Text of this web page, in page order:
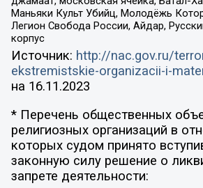
Маньяки Культ Убийц, Молодёжь
Легион Свобода России, Айдар,
корпус
Источник: http://nac.gov.ru/
ekstremistskie-organizacii-i-
на 16.11.2023
* Перечень общественных
религиозных организаций в
которых судом принято
законную силу решение о
запрете деятельности: